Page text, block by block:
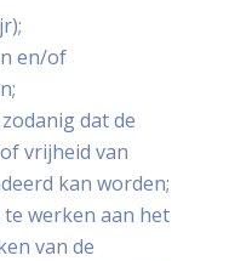
en/of
dat de
vrijheid van
kan worden;
werken aan het
van de